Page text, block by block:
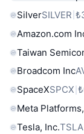
SilverSILVER
Amazon.com
Taiwan
Broadcom Inc
SpaceXSPCX
Meta
Tesla, Inc.TSLA